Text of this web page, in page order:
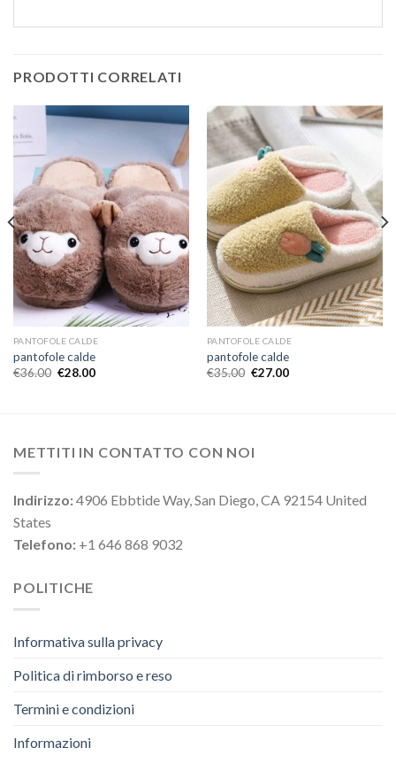
PRODOTTI CORRELATI
PANTOFOLE CALDE
pantofole calde
€36.00 €28.00
PANTOFOLE CALDE
pantofole calde
€35.00 €27.00
METTITI IN CONTATTO CON NOI
Indirizzo:4906 Ebbtide Way, San Diego, CA 92154 United
States
Telefono: +1 646 868 9032
POLITICHE
Informativa sulla privacy
Politica di rimborso e reso
Termini e condizioni
Informazioni